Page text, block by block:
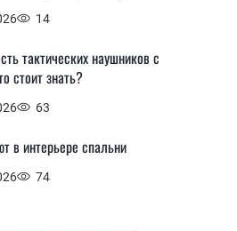
14
63
тактических наушников с
стоит знать?
74
в интерьере спальни